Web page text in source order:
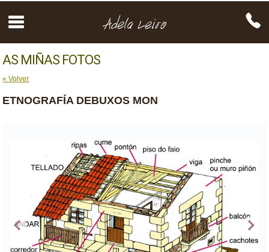
AS MIÑAS FOTOS
« Volver
ETNOGRAFÍA DEBUXOS MON